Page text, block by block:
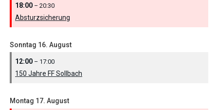
18:00 – 20:30
Absturzsicherung
Sonntag 16. August
12:00 – 17:00
150 Jahre FF Sollbach
Montag 17. August